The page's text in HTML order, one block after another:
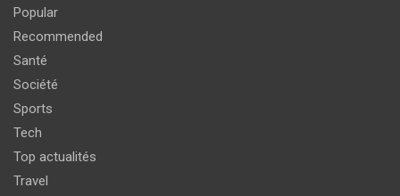
Popular
Recommended
Santé
Société
Sports
Tech
Top actualités
Travel